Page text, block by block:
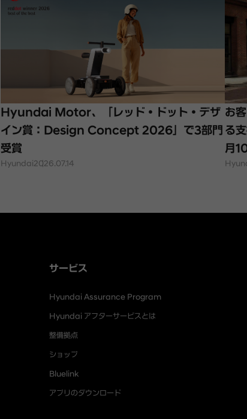
Hyundai Motor、「レッド・ドット・デザ
イン賞：Design Concept 2026」で3部門
受賞
Hyundai2026.07.14
お
る
月
サービス
Hyundai Assurance Program
Hyundai アフターサービスとは
整備拠点
ショップ
Bluelink
アプリのダウンロード